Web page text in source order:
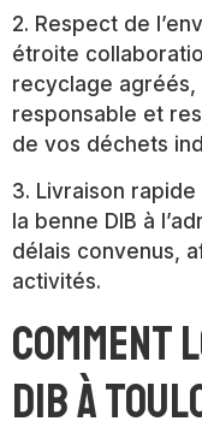
2. Respect de
étroite
recyclage agréés,
responsable et
de vos déchets
3. Livraison
la benne DIB à
délais convenus,
activités.
Comment
DIB à